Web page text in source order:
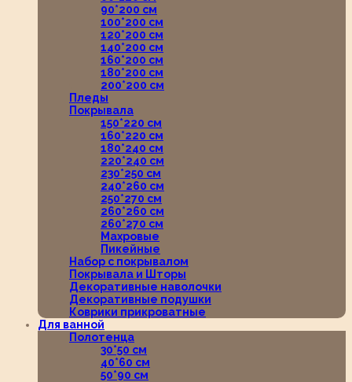
90*200 см
100*200 см
120*200 см
140*200 см
160*200 см
180*200 см
200*200 см
Пледы
Покрывала
150*220 см
160*220 см
180*240 см
220*240 см
230*250 см
240*260 см
250*270 см
260*260 см
260*270 см
Махровые
Пикейные
Набор с покрывалом
Покрывала и Шторы
Декоративные наволочки
Декоративные подушки
Коврики прикроватные
Для ванной
Полотенца
30*50 см
40*60 см
50*90 см